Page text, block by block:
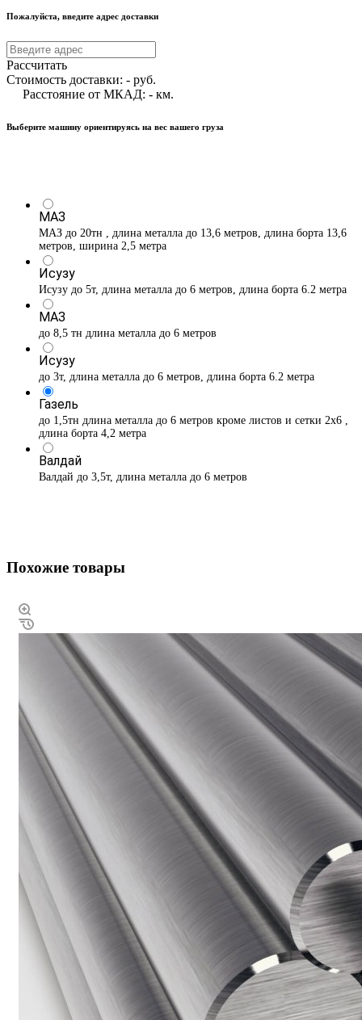
Пожалуйста, введите адрес доставки
Рассчитать
Стоимость доставки: - руб.
Расстояние от МКАД: - км.
Выберите машину ориентируясь на вес вашего груза
МАЗ
МАЗ до 20тн , длина металла до 13,6 метров, длина борта 13,6
метров, ширина 2,5 метра
Исузу
Исузу до 5т, длина металла до 6 метров, длина борта 6.2 метра
МАЗ
до 8,5 тн длина металла до 6 метров
Исузу
до 3т, длина металла до 6 метров, длина борта 6.2 метра
Газель
до 1,5тн длина металла до 6 метров кроме листов и сетки 2х6 ,
длина борта 4,2 метра
Валдай
Валдай до 3,5т, длина металла до 6 метров
Похожие товары